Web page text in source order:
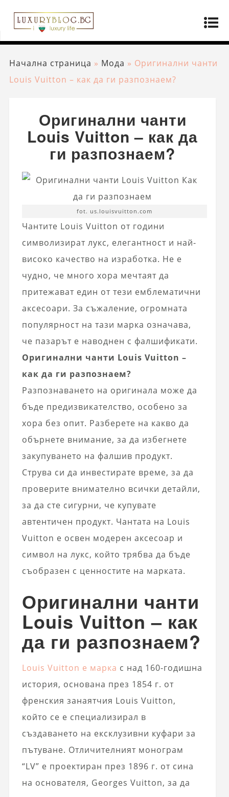
Начална страница » Мода » Оригинални чанти
Louis Vuitton – как да ги разпознаем?
Оригинални чанти
Louis Vuitton – как да
ги разпознаем?
fot. us.louisvuitton.com
Чантите Louis Vuitton от години
символизират лукс, елегантност и най-
високо качество на изработка. Не е
чудно, че много хора мечтаят да
притежават един от тези емблематични
аксесоари. За съжаление, огромната
популярност на тази марка означава,
че пазарът е наводнен с фалшификати.
Оригинални чанти Louis Vuitton –
как да ги разпознаем?
Разпознаването на оригинала може да
бъде предизвикателство, особено за
хора без опит. Разберете на какво да
обърнете внимание, за да избегнете
закупуването на фалшив продукт.
Струва си да инвестирате време, за да
проверите внимателно всички детайли,
за да сте сигурни, че купувате
автентичен продукт. Чантата на Louis
Vuitton е освен модерен аксесоар и
символ на лукс, който трябва да бъде
съобразен с ценностите на марката.
Оригинални чанти
Louis Vuitton – как
да ги разпознаем?
Louis Vuitton е марка с над 160-годишна
история, основана през 1854 г. от
френския занаятчия Louis Vuitton,
който се е специализирал в
създаването на ексклузивни куфари за
пътуване. Отличителният монограм
“LV” е проектиран през 1896 г. от сина
на основателя, Georges Vuitton, за да